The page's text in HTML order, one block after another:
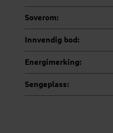
Soverom:
Innvendig bod:
Energimerking:
Sengeplass: